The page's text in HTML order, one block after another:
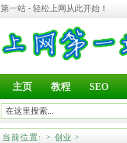
第一站 - 轻松上网从此开始！
主页 教程 SEO
当前位置: > 创业 >